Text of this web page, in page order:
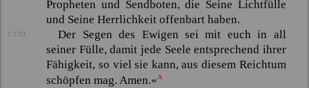
Propheten und Sendboten, die Seine Lichtfülle
und Seine Herrlichkeit offenbart haben.
1.1:13
Der Segen des Ewigen sei mit euch in all
seiner Fülle, damit jede Seele entsprechend ihrer
Fähigkeit, so viel sie kann, aus diesem Reichtum
schöpfen mag. Amen.«A